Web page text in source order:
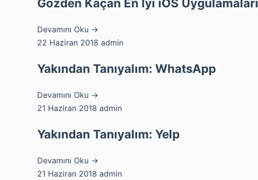
Gözden Kaçan En İyi iOS Uygulamaları
Devamını Oku →
22 Haziran 2018 admin
Yakından Tanıyalım: WhatsApp
Devamını Oku →
21 Haziran 2018 admin
Yakından Tanıyalım: Yelp
Devamını Oku →
21 Haziran 2018 admin